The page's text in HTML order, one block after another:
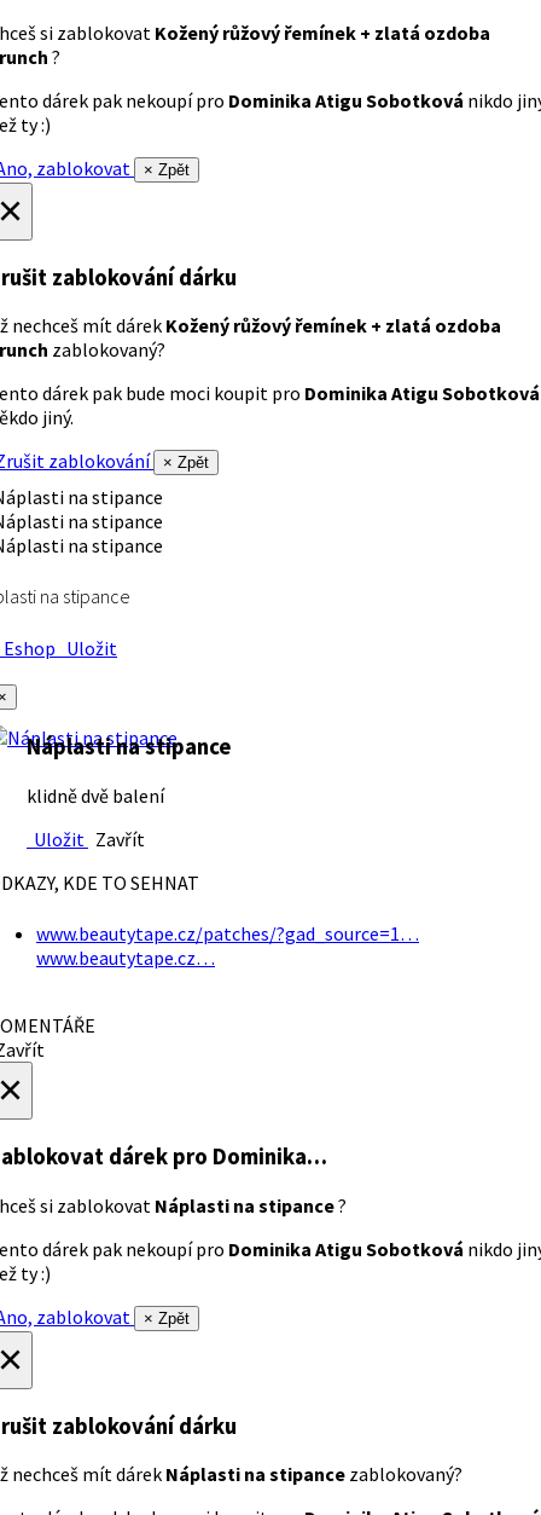
si zablokovat Kožený růžový řemínek + zlatá ozdoba
?
dárek pak nekoupí pro Dominika Atigu Sobotková nikdo
ty :)
zablokovat
× Zpět
zablokování dárku
nechceš mít dárek Kožený růžový řemínek + zlatá ozdoba
zablokovaný?
dárek pak bude moci koupit pro Dominika Atigu Sobotková
jiný.
zablokování
× Zpět
na stipance
Uložit
Náplasti na stipance
klidně dvě balení
Uložit Zavřít
KDE TO SEHNAT
www.beautytape.cz/patches/?gad_source=1…
www.beautytape.cz…
dárek pro Dominika…
si zablokovat Náplasti na stipance?
dárek pak nekoupí pro Dominika Atigu Sobotková nikdo
ty :)
zablokovat
× Zpět
zablokování dárku
nechceš mít dárek Náplasti na stipance zablokovaný?